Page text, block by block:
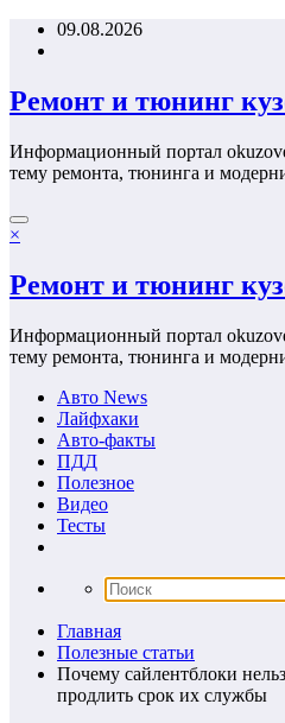
Перейти09.08.2026
Ремонт и тюнинг
Информационный портал
тему ремонта, тюнинга и
×
Ремонт и тюнинг
Информационный портал
тему ремонта, тюнинга и
Авто News
Лайфхаки
Авто-факты
ПДД
Полезное
Видео
Тесты
Главная
Полезные статьи
Почему сайлентблоки
продлить срок их службы